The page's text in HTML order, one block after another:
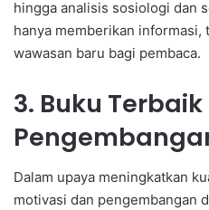
hingga analisis sosiologi dan
hanya memberikan informasi,
wawasan baru bagi pembaca.
3. Buku
Dalam upaya meningkatkan
motivasi dan pengembangan